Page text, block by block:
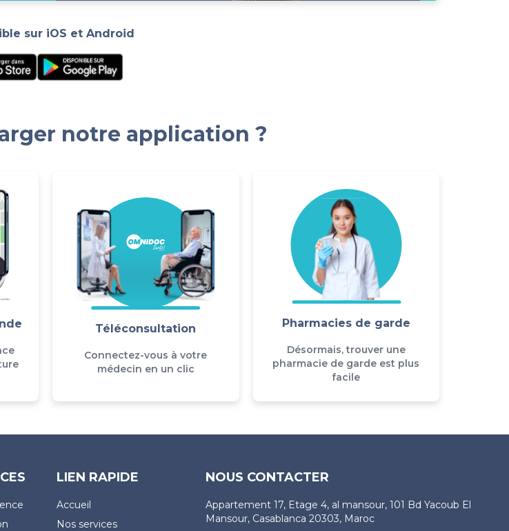
sur iOS et Android
notre application ?
Téléconsultation
Connectez-vous à votre
médecin en un clic
Pharmacies de garde
Désormais, trouver une
pharmacie de garde est plus
facile
LIEN RAPIDE
Accueil
Nos services
NOUS CONTACTER
Appartement 17, Etage 4, al mansour, 101 Bd Yacoub El
Mansour, Casablanca 20303, Maroc